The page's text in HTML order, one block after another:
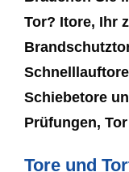
Tor? Itore, Ihr
Schiebetore
Prüfungen,
Tore und